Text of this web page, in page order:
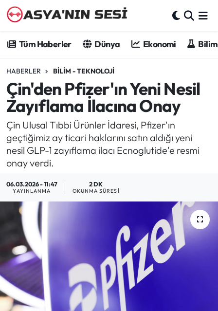
Tüm Haberler Dünya Ekonomi
HABERLER BILIM - TEKNOLOJI
Çin'den Pfizer'ın Yeni Nesil
Zayıflama İlacına Onay
Çin Ulusal Tıbbi Ürünler İdaresi, Pfizer'ın
geçtiğimiz ay ticari haklarını satın aldığı yeni
nesil GLP-1 zayıflama ilacı Ecnoglutide'e resmi
onay verdi.
06.03.2026 - 11:47
YAYINLANMA
2 DK
OKUNMA SÜRESI
Dünya
Ekonomi
Bilim - Teknoloji
Kültür - Sanat
Spor
Asya-Pasifik
Yazarlar